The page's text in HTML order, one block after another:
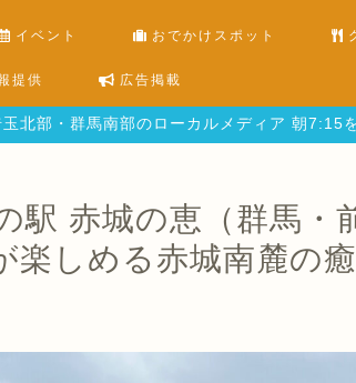
イベント おでかけスポット
提供 広告掲載
北部・群馬南部のローカルメディア 朝7:15
駅 赤城の恵（群馬・
楽しめる赤城南麓の